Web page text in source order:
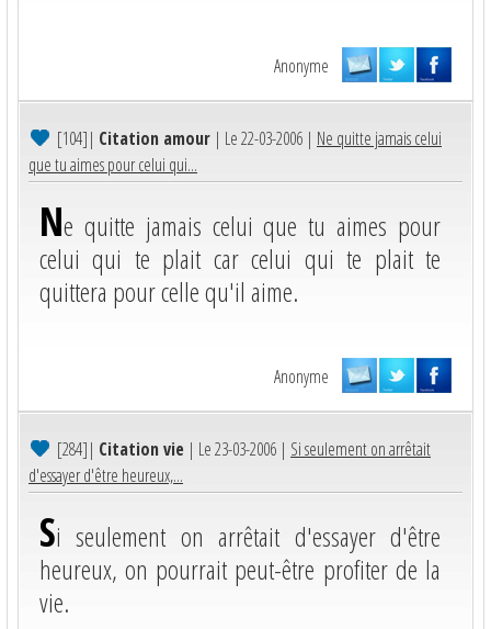
Anonyme
[104]| Citation amour | Le 22-03-2006 | Ne quitte jamais celui
que tu aimes pour celui qui...
Ne quitte jamais celui que tu aimes pour
celui qui te plait car celui qui te plait te
quittera pour celle qu'il aime.
Anonyme
[284]| Citation vie | Le 23-03-2006 | Si seulement on arrêtait
d'essayer d'être heureux,...
Si seulement on arrêtait d'essayer d'être
heureux, on pourrait peut-être profiter de la
vie.